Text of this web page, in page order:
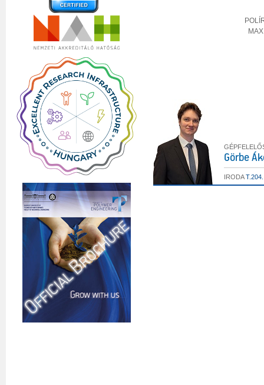
Görbe
IRODAT.204.